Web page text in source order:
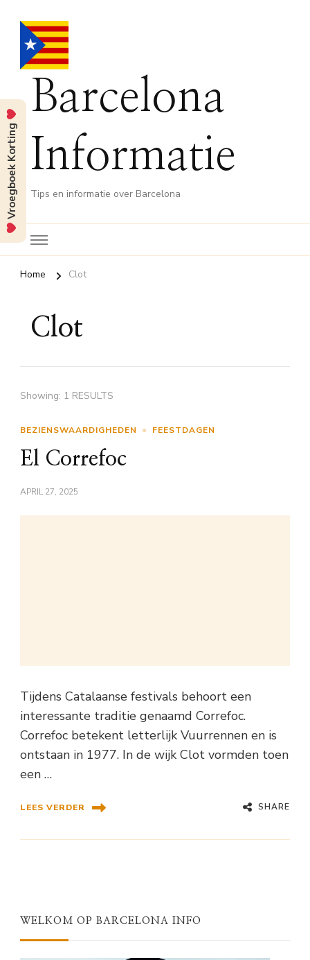
Barcelona
Informatie
Tips en informatie over Barcelona
Home Clot
Clot
Showing: 1 RESULTS
BEZIENSWAARDIGHEDEN FEESTDAGEN
El Correfoc
APRIL 27, 2025
Tijdens Catalaanse festivals behoort een
interessante traditie genaamd Correfoc.
Correfoc betekent letterlijk Vuurrennen en is
ontstaan in 1977. In de wijk Clot vormden toen
een …
LEES VERDER SHARE
WELKOM OP BARCELONA INFO
Vroegboek Korting